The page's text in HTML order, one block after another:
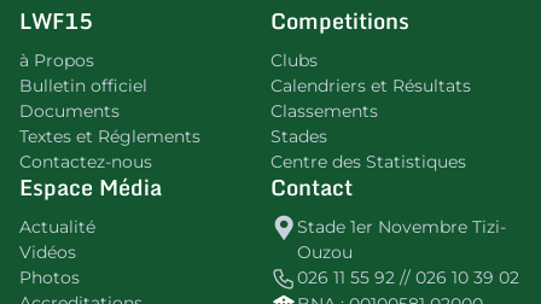
LWF15
à Propos
Bulletin officiel
Documents
Textes et Réglements
Contactez-nous
Competitions
Clubs
Calendriers et Résultats
Classements
Stades
Centre des Statistiques
Espace Média
Actualité
Vidéos
Photos
Contact
Stade 1er Novembre Tizi-
Ouzou
026 11 55 92 // 026 10 39 02